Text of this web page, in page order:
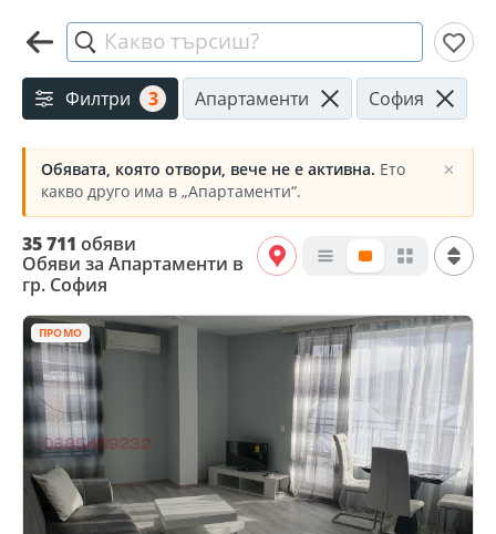
Какво търсиш?
Филтри 3 Апартаменти София
Обявата, която отвори, вече не е активна. Ето
какво друго има в „Апартаменти“.
✕
35 711 обяви
Обяви за Апартаменти в
гр. София
ПРОМО